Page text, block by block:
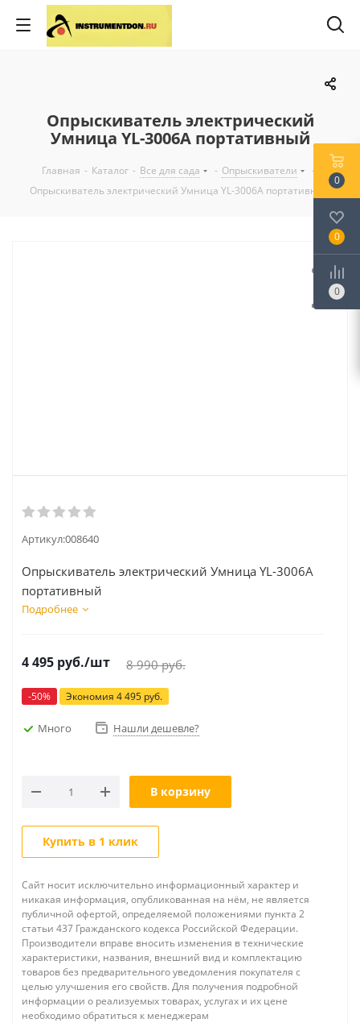
Опрыскиватель электрический
Умница YL-3006A портативный
Главная - Каталог - Все для сада - Опрыскиватели
-
Опрыскиватель электрический Умница YL-3006A портативный
Артикул:008640
Опрыскиватель электрический Умница YL-3006A
портативный
Подробнее
4 495 руб./шт 8 990руб.
-50% Экономия 4 495 руб.
Много Нашли дешевле?
В корзину
Купить в 1 клик
Сайт носит исключительно информационный характер и
никакая информация, опубликованная на нём, не является
публичной офертой, определяемой положениями пункта 2
статьи 437 Гражданского кодекса Российской Федерации.
Производители вправе вносить изменения в технические
характеристики, названия, внешний вид и комплектацию
товаров без предварительного уведомления покупателя с
целью улучшения его свойств. Для получения подробной
информации о реализуемых товарах, услугах и их цене
необходимо обратиться к менеджерам
0
0
0